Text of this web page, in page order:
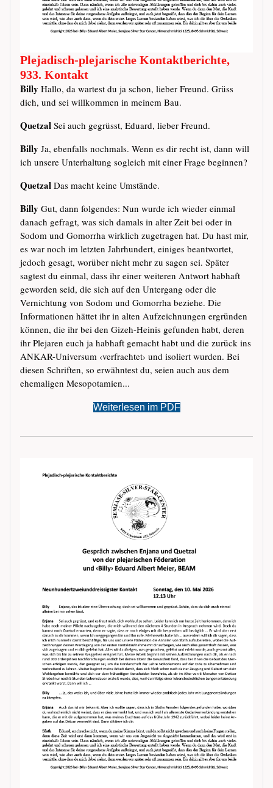
Plejadisch-plejarische Kontaktberichte,
933. Kontakt
Billy Hallo, da wartest du ja schon, lieber Freund. Grüss
dich, und sei willkommen in meinem Bau.
Quetzal Sei auch gegrüsst, Eduard, lieber Freund.
Billy Ja, ebenfalls nochmals. Wenn es dir recht ist, dann will
ich unsere Unterhaltung sogleich mit einer Frage beginnen?
Quetzal Das macht keine Umstände.
Billy Gut, dann folgendes: Nun wurde ich wieder einmal
danach gefragt, was sich damals in alter Zeit bei oder in
Sodom und Gomorrha wirklich zugetragen hat. Du hast mir,
es war noch im letzten Jahrhundert, einiges beantwortet,
jedoch gesagt, worüber nicht mehr zu sagen sei. Später
sagtest du einmal, dass ihr einer weiteren Antwort habhaft
geworden seid, die sich auf den Untergang oder die
Vernichtung von Sodom und Gomorrha beziehe. Die
Informationen hättet ihr in alten Aufzeichnungen ergründen
können, die ihr bei den Gizeh-Heinis gefunden habt, deren
ihr Plejaren euch ja habhaft gemacht habt und die zurück ins
ANKAR-Universum ‹verfrachtet› und isoliert wurden. Bei
diesen Schriften, so erwähntest du, seien auch aus dem
ehemaligen Mesopotamien...
Weiterlesen im PDF